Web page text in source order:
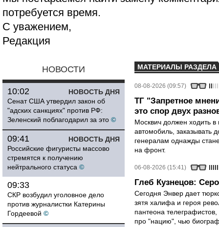
потребуется время.
С уважением,
Редакция
НОВОСТИ
НОВОСТЬ ДНЯ
10:02
Сенат США утвердил закон об
"адских санкциях" против РФ:
Зеленский поблагодарил за это ©
НОВОСТЬ ДНЯ
09:41
Российские фигуристы массово
стремятся к получению
нейтрального статуса ©
09:33
СКР возбудил уголовное дело
против журналистки Катерины
Гордеевой ©
МАТЕРИАЛЫ РАЗДЕЛА
08-08-2026 (09:57)
ТГ "Запретное
это спор двух
Москвич должен ходить в
автомобиль, заказывать
генералам однажды
на фронт.
06-08-2026 (15:41)
Глеб Кузнецов:
Сегодня Энвер дает
зятя халифа и героя
пантеона
про "нацию", чью